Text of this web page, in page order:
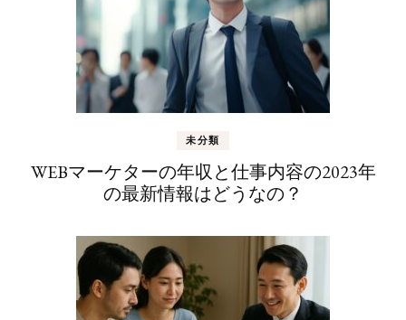
未分類
WEBマーケターの年収と仕事内容の2023年
の最新情報はどうなの？